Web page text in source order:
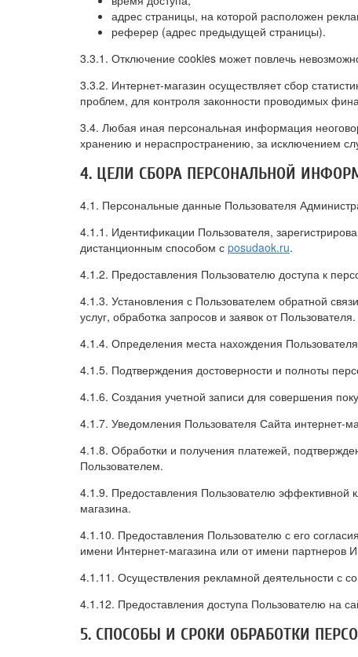
адрес страницы, на которой расположен
реферер (адрес предыдущей страницы).
3.3.1. Отключение cookies может повлечь
3.3.2. Интернет-магазин осуществляет сбор
проблем, для контроля законности проводимых
3.4. Любая иная персональная информация
хранению и нераспространению, за исключением
4. ЦЕЛИ СБОРА ПЕРСОНАЛЬНОЙ
4.1. Персональные данные Пользователя
4.1.1. Идентификации Пользователя,
дистанционным способом с posudaok.ru.
4.1.2. Предоставления Пользователю доступа к
4.1.3. Установления с Пользователем обратной
услуг, обработка запросов и заявок от Пользователя.
4.1.4. Определения места нахождения
4.1.5. Подтверждения достоверности и полноты
4.1.6. Создания учетной записи для совершения
4.1.7. Уведомления Пользователя Сайта интернет-
4.1.8. Обработки и получения платежей,
Пользователем.
4.1.9. Предоставления Пользователю эффективной
магазина.
4.1.10. Предоставления Пользователю с его
имени Интернет-магазина или от имени партнеров
4.1.11. Осуществления рекламной деятельности с
4.1.12. Предоставления доступа Пользователю на
5. СПОСОБЫ И СРОКИ ОБРАБОТКИ